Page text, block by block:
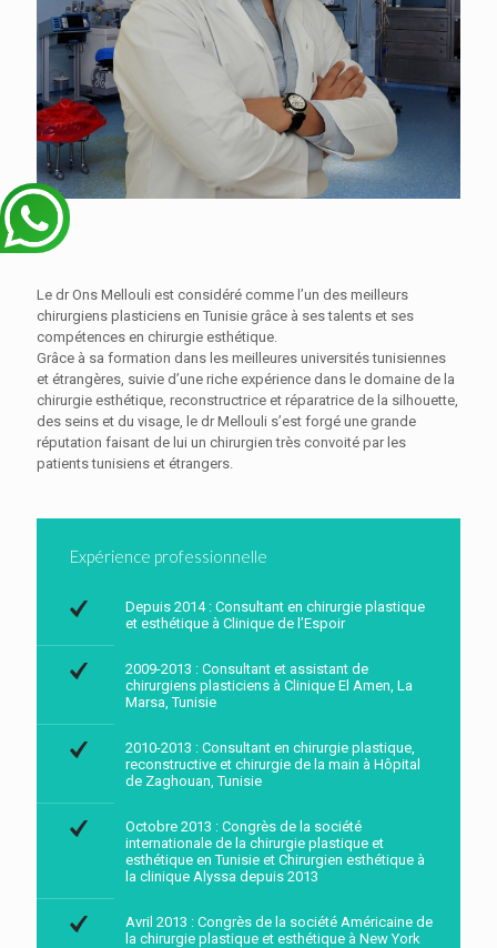
Le dr Ons Mellouli est considéré comme l’un des meilleurs
chirurgiens plasticiens en Tunisie grâce à ses talents et ses
compétences en chirurgie esthétique.
Grâce à sa formation dans les meilleures universités tunisiennes
et étrangères, suivie d’une riche expérience dans le domaine de la
chirurgie esthétique, reconstructrice et réparatrice de la silhouette,
des seins et du visage, le dr Mellouli s’est forgé une grande
réputation faisant de lui un chirurgien très convoité par les
patients tunisiens et étrangers.
Expérience professionnelle
Depuis 2014 : Consultant en chirurgie plastique
et esthétique à Clinique de l’Espoir
2009-2013 : Consultant et assistant de
chirurgiens plasticiens à Clinique El Amen, La
Marsa, Tunisie
2010-2013 : Consultant en chirurgie plastique,
reconstructive et chirurgie de la main à Hôpital
de Zaghouan, Tunisie
Octobre 2013 : Congrès de la société
internationale de la chirurgie plastique et
esthétique en Tunisie et Chirurgien esthétique à
la clinique Alyssa depuis 2013
Avril 2013 : Congrès de la société Américaine de
la chirurgie plastique et esthétique à New York